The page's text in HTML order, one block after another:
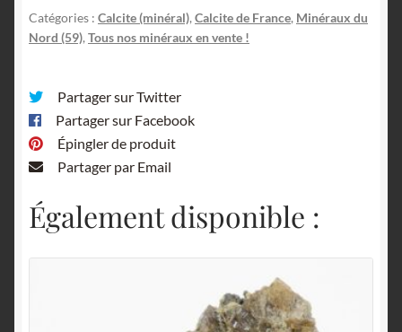
Helpe,
Hauts-
Catégories : Calcite (minéral), Calcite de France, Minéraux du
Nord (59), Tous nos minéraux en vente !
Partager sur Twitter
Partager sur Facebook
Épingler de produit
Partager par Email
Également disponible :